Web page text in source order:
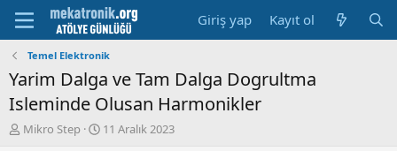
Giriş yap Kayıt ol
Temel Elektronik
Yarim Dalga ve Tam Dalga Dogrultma
Isleminde Olusan Harmonikler
K
Mikro Step
B11 Aralık 2023